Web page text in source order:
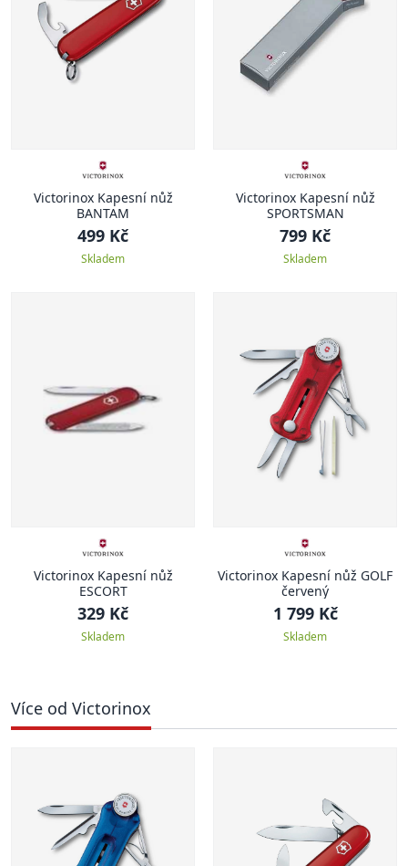
Victorinox Kapesní nůž
BANTAM
499 Kč
Skladem
Victorinox Kapesní nůž
SPORTSMAN
799 Kč
Skladem
Victorinox Kapesní nůž
ESCORT
329 Kč
Skladem
Victorinox Kapesní nůž GOLF
červený
1 799 Kč
Skladem
Více od Victorinox